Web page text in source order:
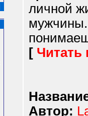
личной
[ Читать
Автор: